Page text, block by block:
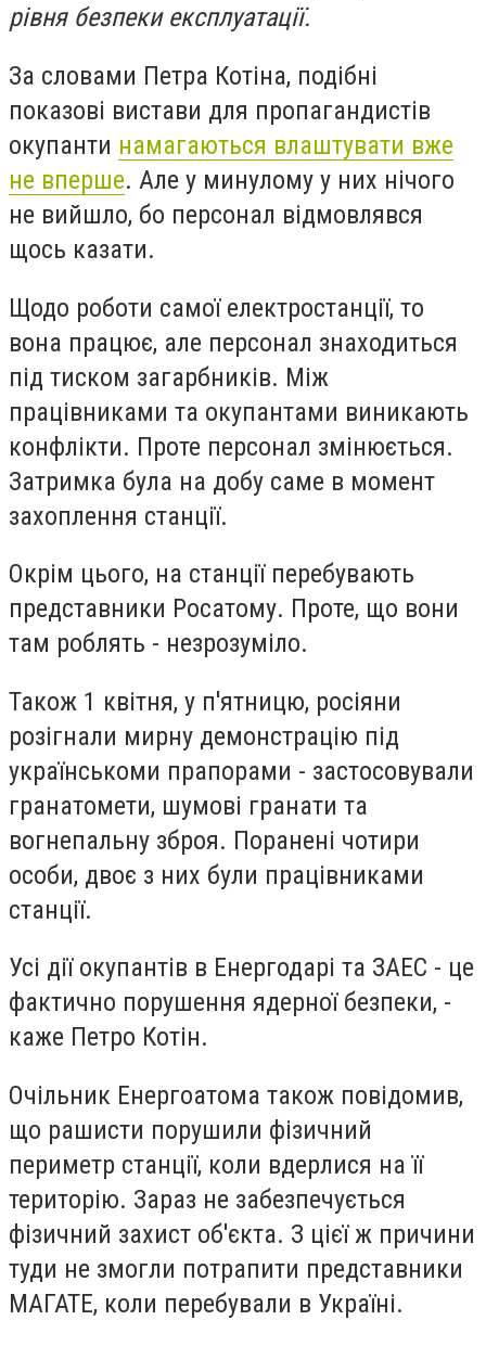
рівня безпеки експлуатації.
За словами Петра Котіна, подібні
показові вистави для пропагандистів
окупанти намагаються влаштувати вже
не вперше. Але у минулому у них нічого
не вийшло, бо персонал відмовлявся
щось казати.
Щодо роботи самої електростанції, то
вона працює, але персонал знаходиться
під тиском загарбників. Між
працівниками та окупантами виникають
конфлікти. Проте персонал змінюється.
Затримка була на добу саме в момент
захоплення станції.
Окрім цього, на станції перебувають
представники Росатому. Проте, що вони
там роблять - незрозуміло.
Також 1 квітня, у п'ятницю, росіяни
розігнали мирну демонстрацію під
українськоми прапорами - застосовували
гранатомети, шумові гранати та
вогнепальну зброя. Поранені чотири
особи, двоє з них були працівниками
станції.
Усі дії окупантів в Енергодарі та ЗАЕС - це
фактично порушення ядерної безпеки, -
каже Петро Котін.
Очільник Енергоатома також повідомив,
що рашисти порушили фізичний
периметр станції, коли вдерлися на її
територію. Зараз не забезпечується
фізичний захист об'єкта. З цієї ж причини
туди не змогли потрапити представники
МАГАТЕ, коли перебували в Україні.